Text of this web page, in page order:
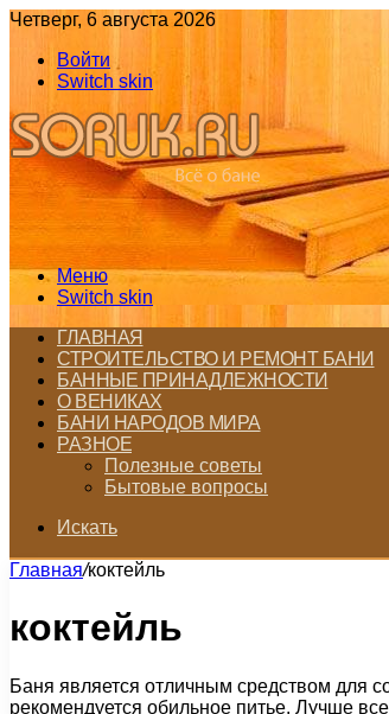
Четверг, 6 августа 2026
Войти
Switch skin
Меню
Switch skin
ГЛАВНАЯ
СТРОИТЕЛЬСТВО И РЕМОНТ БАНИ
БАННЫЕ ПРИНАДЛЕЖНОСТИ
О ВЕНИКАХ
БАНИ НАРОДОВ МИРА
РАЗНОЕ
Полезные советы
Бытовые вопросы
Искать
Главная/коктейль
коктейль
Баня является отличным средством для
рекомендуется обильное питье. Лучше